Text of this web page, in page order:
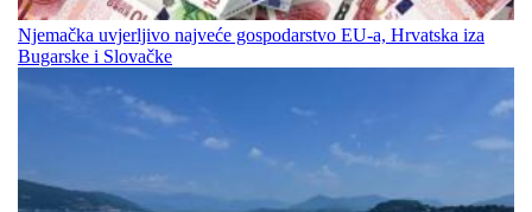
Njemačka uvjerljivo najveće gospodarstvo EU-a, Hrvatska iza
Bugarske i Slovačke